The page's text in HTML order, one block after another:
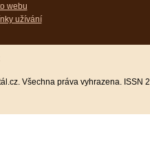
webu
užívání
Všechna práva vyhrazena.